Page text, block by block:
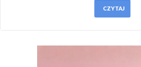
CZYTAJ